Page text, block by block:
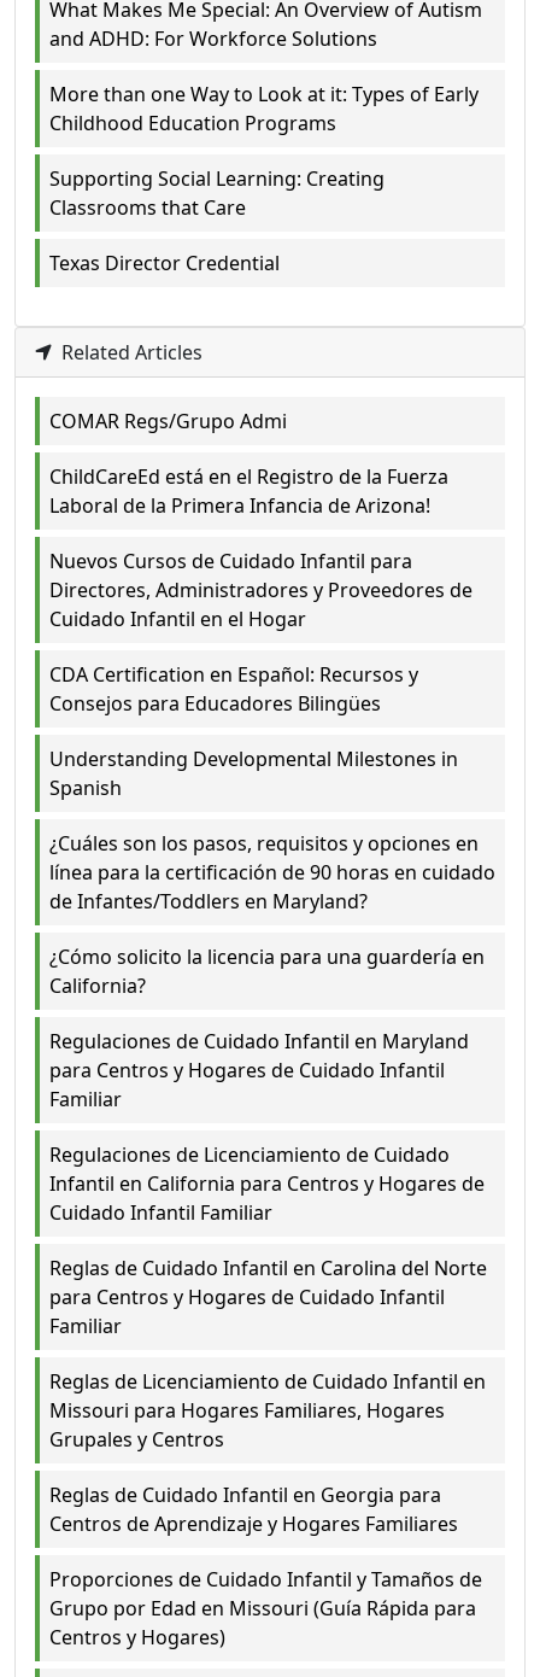
What Makes Me Special: An Overview of Autism
and ADHD: For Workforce Solutions
More than one Way to Look at it: Types of Early
Childhood Education Programs
Supporting Social Learning: Creating
Classrooms that Care
Texas Director Credential
Related Articles
COMAR Regs/Grupo Admi
ChildCareEd está en el Registro de la Fuerza
Laboral de la Primera Infancia de Arizona!
Nuevos Cursos de Cuidado Infantil para
Directores, Administradores y Proveedores de
Cuidado Infantil en el Hogar
CDA Certification en Español: Recursos y
Consejos para Educadores Bilingües
Understanding Developmental Milestones in
Spanish
¿Cuáles son los pasos, requisitos y opciones en
línea para la certificación de 90 horas en cuidado
de Infantes/Toddlers en Maryland?
¿Cómo solicito la licencia para una guardería en
California?
Regulaciones de Cuidado Infantil en Maryland
para Centros y Hogares de Cuidado Infantil
Familiar
Regulaciones de Licenciamiento de Cuidado
Infantil en California para Centros y Hogares de
Cuidado Infantil Familiar
Reglas de Cuidado Infantil en Carolina del Norte
para Centros y Hogares de Cuidado Infantil
Familiar
Reglas de Licenciamiento de Cuidado Infantil en
Missouri para Hogares Familiares, Hogares
Grupales y Centros
Reglas de Cuidado Infantil en Georgia para
Centros de Aprendizaje y Hogares Familiares
Proporciones de Cuidado Infantil y Tamaños de
Grupo por Edad en Missouri (Guía Rápida para
Centros y Hogares)